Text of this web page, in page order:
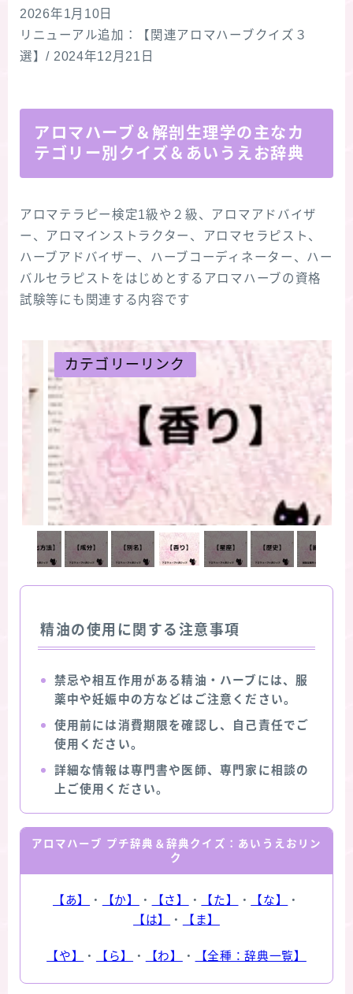
2026年1月10日
リニューアル追加：【関連アロマハーブクイズ３
選】/ 2024年12月21日
アロマハーブ＆解剖生理学の主なカ
テゴリー別クイズ＆あいうえお辞典
アロマテラピー検定1級や２級、アロマアドバイザ
ー、アロマインストラクター、アロマセラピスト、
ハーブアドバイザー、ハーブコーディネーター、ハー
バルセラピストをはじめとするアロマハーブの資格
試験等にも関連する内容です
カテゴリーリ
精油の使用に関する注意事項
禁忌や相互作用がある精油・ハーブには、服
薬中や妊娠中の方などはご注意ください。
使用前には消費期限を確認し、自己責任でご
使用ください。
詳細な情報は専門書や医師、専門家に相談の
上ご使用ください。
アロマハーブ プチ辞典＆辞典クイズ：あいうえおリン
ク
【あ】 ・ 【か】 ・ 【さ】 ・ 【た】 ・ 【な】
・
【は】
・ 【ま】
【や】 ・ 【ら】 ・ 【わ】 ・ 【全種：辞典一覧】